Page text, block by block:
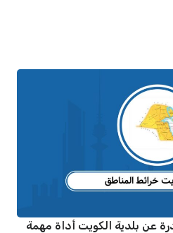
عن بلدية الكويت أداة مهمة